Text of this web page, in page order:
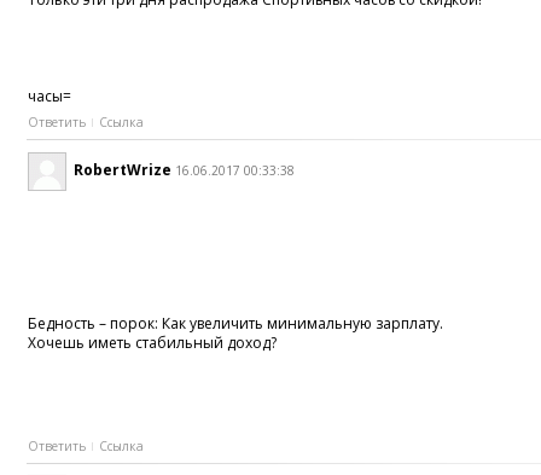
часы=
Ответить Ссылка
RobertWrize 16.06.2017 00:33:38
Бедность – порок: Как увеличить минимальную зарплату.
Хочешь иметь стабильный доход?
Ответить Ссылка